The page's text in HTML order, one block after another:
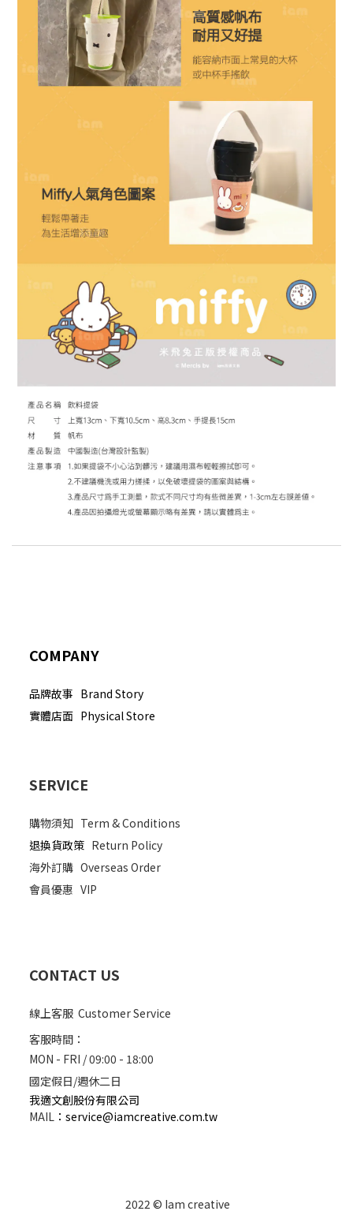
COMPANY
品牌故事 Brand Story
實體店面 Physical Store
SERVICE
購物須知 Term & Conditions
退換貨政策 Return Policy
海外訂購 Overseas Order
會員優惠 VIP
CONTACT US
線上客服 Customer Service
客服時間：
MON - FRI / 09:00 - 18:00
國定假日/週休二日
我適文創股份有限公司
MAIL ： service@iamcreative.com.tw
2022 © Iam creative